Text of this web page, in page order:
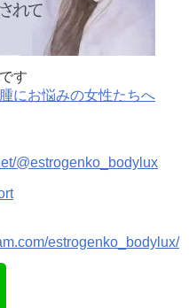
す
にお悩みの女性たちへ
@estrogenko_bodylux
estrogenko_bodylux/